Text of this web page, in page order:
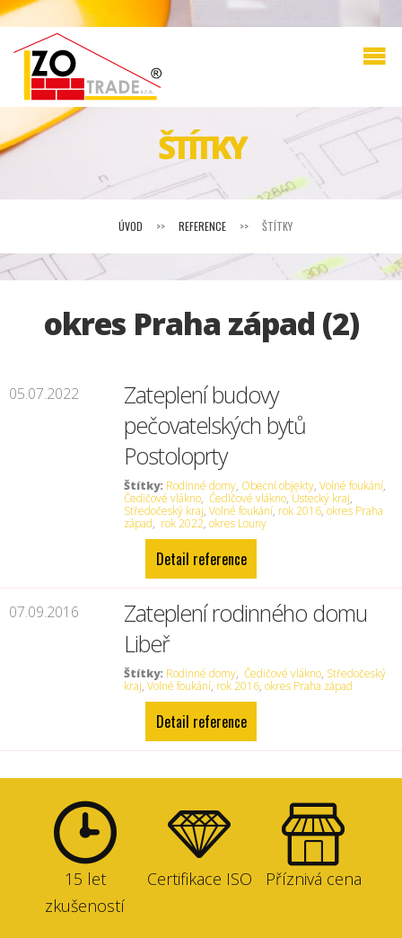
ŠTÍTKY
ÚVOD >> REFERENCE >> ŠTÍTKY
okres Praha západ (2)
05.07.2022
Zateplení budovy
pečovatelských bytů
Postoloprty
Štítky: Rodinné domy, Obecní objekty,Volné foukání,
Čedičové vlákno, Čedičové vlákno, Ústecký kraj,
Středočeský kraj,Volné foukání, rok 2016,okres Praha
západ, rok 2022,okres Louny
Detail reference
07.09.2016
Zateplení rodinného domu
Libeř
Štítky: Rodinné domy, Čedičové vlákno, Středočeský
kraj,Volné foukání, rok 2016,okres Praha západ
Detail reference
15 let
zkušeností
Certifikace ISO Příznivá cena